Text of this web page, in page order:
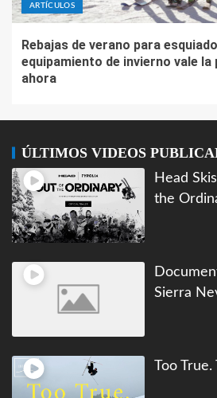
ARTÍCULOS
Rebajas de verano para
equipamiento de invierno vale la
ahora
ÚLTIMOS VIDEOS
Head
the
Sierra
Too True.